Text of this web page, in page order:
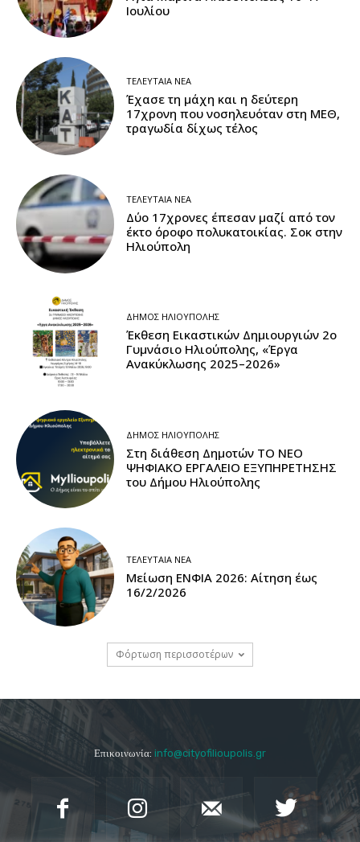
Ιουλίου
ΤΕΛΕΥΤΑΊΑ ΝΈΑ
Έχασε τη μάχη και η δεύτερη
17χρονη που νοσηλευόταν στη ΜΕΘ,
τραγωδία δίχως τέλος
ΤΕΛΕΥΤΑΊΑ ΝΈΑ
Δύο 17χρονες έπεσαν μαζί από τον
έκτο όροφο πολυκατοικίας. Σοκ στην
Ηλιούπολη
ΔΉΜΟΣ ΗΛΙΟΎΠΟΛΗΣ
Έκθεση Εικαστικών Δημιουργιών 2ο
Γυμνάσιο Ηλιούπολης, «Έργα
Ανακύκλωσης 2025–2026»
ΔΉΜΟΣ ΗΛΙΟΎΠΟΛΗΣ
Στη διάθεση Δημοτών ΤΟ ΝΕΟ
ΨΗΦΙΑΚΟ ΕΡΓΑΛΕΙΟ ΕΞΥΠΗΡΕΤΗΣΗΣ
του Δήμου Ηλιούπολης
ΤΕΛΕΥΤΑΊΑ ΝΈΑ
Μείωση ΕΝΦΙΑ 2026: Αίτηση έως
16/2/2026
Φόρτωση περισσοτέρων
Επικοινωνία: info@cityofilioupolis.gr